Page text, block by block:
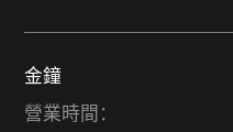
金鐘
營業時間：